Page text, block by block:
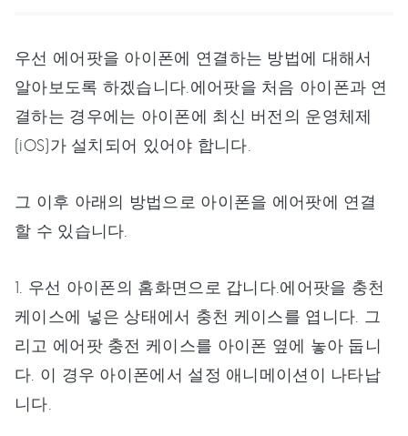
우선 에어팟을 아이폰에 연결하는 방법에 대해서
알아보도록 하겠습니다.에어팟을 처음 아이폰과 연
결하는 경우에는 아이폰에 최신 버전의 운영체제
(iOS)가 설치되어 있어야 합니다.
그 이후 아래의 방법으로 아이폰을 에어팟에 연결
할 수 있습니다.
1. 우선 아이폰의 홈화면으로 갑니다.에어팟을 충천
케이스에 넣은 상태에서 충천 케이스를 엽니다. 그
리고 에어팟 충전 케이스를 아이폰 옆에 놓아 둡니
다. 이 경우 아이폰에서 설정 애니메이션이 나타납
니다.